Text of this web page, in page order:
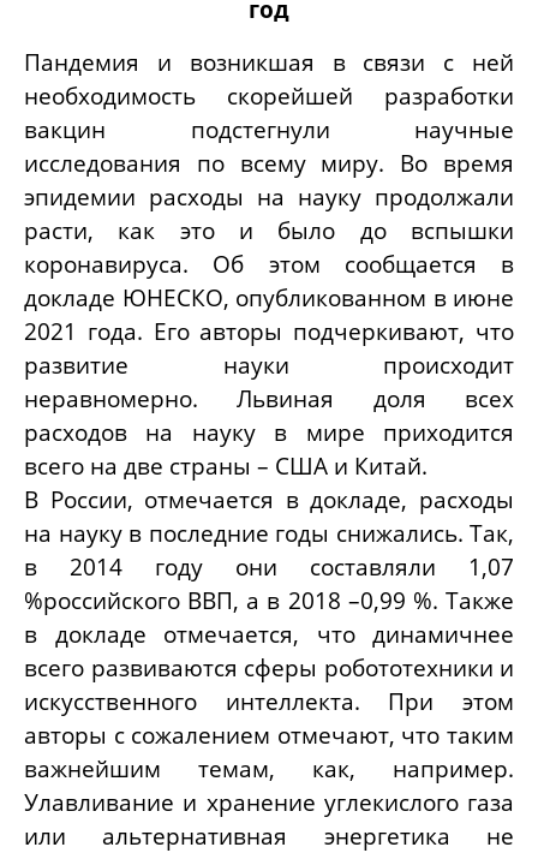
год
Пандемия и возникшая в связи с ней
необходимость скорейшей разработки
вакцин подстегнули научные
исследования по всему миру. Во время
эпидемии расходы на науку продолжали
расти, как это и было до вспышки
коронавируса. Об этом сообщается в
докладе ЮНЕСКО, опубликованном в июне
2021 года. Его авторы подчеркивают, что
развитие науки происходит
неравномерно. Львиная доля всех
расходов на науку в мире приходится
всего на две страны – США и Китай.
В России, отмечается в докладе, расходы
на науку в последние годы снижались. Так,
в 2014 году они составляли 1,07
%российского ВВП, а в 2018 –0,99 %. Также
в докладе отмечается, что динамичнее
всего развиваются сферы робототехники и
искусственного интеллекта. При этом
авторы с сожалением отмечают, что таким
важнейшим темам, как, например.
Улавливание и хранение углекислого газа
или альтернативная энергетика не